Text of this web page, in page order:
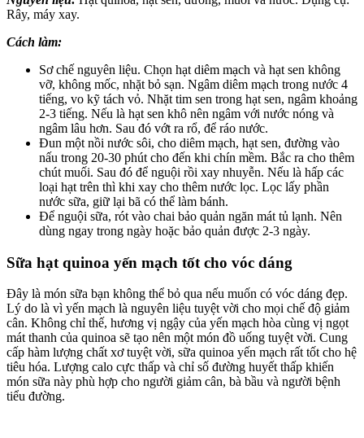
Rây, máy xay.
Cách làm:
Sơ chế nguyên liệu. Chọn hạt diêm mạch và hạt sen không
vỡ, không mốc, nhặt bỏ sạn. Ngâm diêm mạch trong nước 4
tiếng, vo kỹ tách vỏ. Nhặt tim sen trong hạt sen, ngâm khoảng
2-3 tiếng. Nếu là hạt sen khô nên ngâm với nước nóng và
ngâm lâu hơn. Sau đó vớt ra rổ, để ráo nước.
Đun một nồi nước sôi, cho diêm mạch, hạt sen, đường vào
nấu trong 20-30 phút cho đến khi chín mềm. Bắc ra cho thêm
chút muối. Sau đó để nguội rồi xay nhuyễn. Nếu là hấp các
loại hạt trên thì khi xay cho thêm nước lọc. Lọc lấy phần
nước sữa, giữ lại bã có thể làm bánh.
Để nguội sữa, rót vào chai bảo quản ngăn mát tủ lạnh. Nên
dùng ngay trong ngày hoặc bảo quản được 2-3 ngày.
Sữa hạt quinoa yến mạch tốt cho vóc dáng
Đây là món sữa bạn không thể bỏ qua nếu muốn có vóc dáng đẹp.
Lý do là vì yến mạch là nguyên liệu tuyệt vời cho mọi chế độ giảm
cân. Không chỉ thế, hương vị ngậy của yến mạch hòa cùng vị ngọt
mát thanh của quinoa sẽ tạo nên một món đồ uống tuyệt vời. Cung
cấp hàm lượng chất xơ tuyệt vời, sữa quinoa yến mạch rất tốt cho hệ
tiêu hóa. Lượng calo cực thấp và chỉ số đường huyết thấp khiến
món sữa này phù hợp cho người giảm cân, bà bầu và người bệnh
tiểu đường.